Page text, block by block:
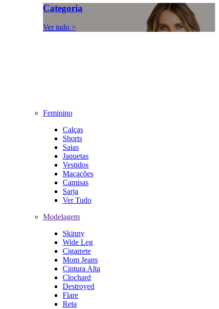
Categoria
Ver tudo >
Feminino
Calças
Shorts
Saias
Jaquetas
Vestidos
Macacões
Camisas
Sarja
Ver Tudo
Modelagem
Skinny
Wide Leg
Cigarrete
Mom Jeans
Cintura Alta
Clochard
Destroyed
Flare
Reta